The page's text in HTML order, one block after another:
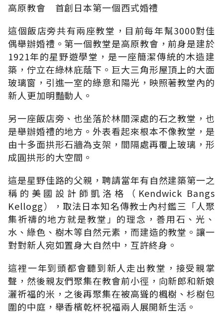
高原教會 首創日本第一個西式婚禮
這個飯店旁共有兩座教堂，目前每年幫3000對佳
偶舉辦婚禮。第一個教堂是高原教會，前身是建於
1921年的星野遊學堂，是一座簡潔傳統的木造建
築，佇立在綠林庇蔭下。巨大三角形屋頂上的大面
玻璃窗，引進一室的綠意和陽光，映照著教堂內的
新人更加明豔動人。
另一座飯店旁、也坐落於林間深處的石之教堂，也
是舉辦婚禮的地方。外表看起來根本不像教堂，是
由十多面拱形石牆為支架，間隔處再覆上玻璃，形
成圓拱形的大空間。
這是星野佳路的父親，聘請當年有自然建築第一之
稱的美國設計師凱洛格（Kendwick Bangs
Kellogg），取法日本知名傳教士內村鑑三「人聚
集祈禱的地方就是教堂」的理念，善用石、光、
水、綠色、樹木等自然元素，而建造的教堂。讓一
對對新人宛如置身大自然中，互許終身。
這裡一年到頭都會聽到新人走出教堂，接受親掌
聲，然後親友們聚集在教會前小徑，向新郎和新娘
灑祈福的米，之後再聚集在被高聳的楓樹、杉樹包
圍的中庭，舉香檳乾杯祝福兩人展開新生活。